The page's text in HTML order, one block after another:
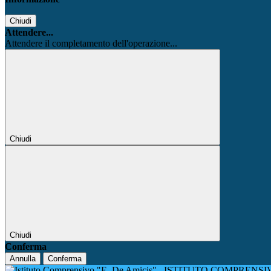
Chiudi
Attendere...
Attendere il completamento dell'operazione...
Chiudi
Chiudi
Conferma
Annulla Conferma